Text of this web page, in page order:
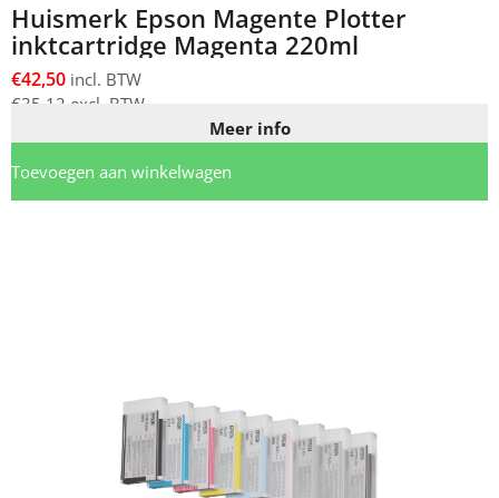
Huismerk Epson Magente Plotter
inktcartridge Magenta 220ml
€42,50 incl. BTW
€35,12 excl. BTW
Meer info
Toevoegen aan winkelwagen